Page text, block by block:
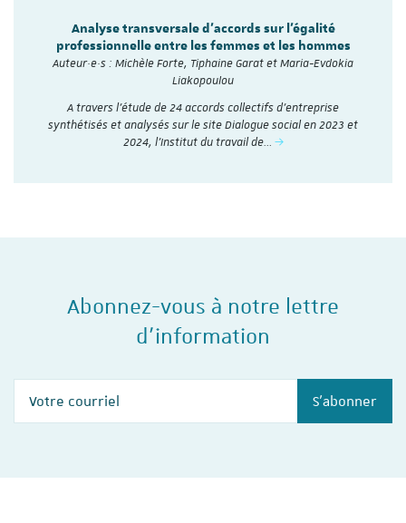
Analyse transversale d'accords sur l'égalité
professionnelle entre les femmes et les hommes
Auteur·e·s : Michèle Forte, Tiphaine Garat et Maria-Evdokia
Liakopoulou
A travers l’étude de 24 accords collectifs d’entreprise
synthétisés et analysés sur le site Dialogue social en 2023 et
2024, l'Institut du travail de…
Abonnez-vous à notre lettre
d'information
S'abonner